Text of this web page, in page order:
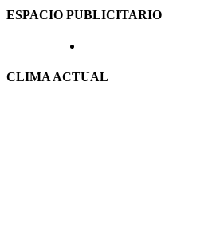
ESPACIO PUBLICITARIO
CLIMA ACTUAL